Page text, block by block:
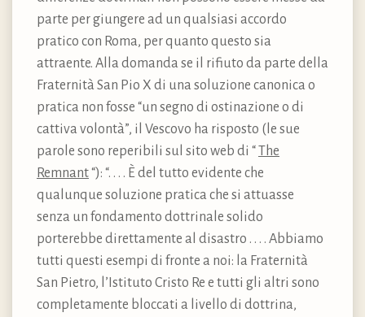
parte per giungere ad un qualsiasi accordo
pratico con Roma, per quanto questo sia
attraente. Alla domanda se il rifiuto da parte della
Fraternità San Pio X di una soluzione canonica o
pratica non fosse “un segno di ostinazione o di
cattiva volontà”, il Vescovo ha risposto (le sue
parole sono reperibili sul sito web di “The
Remnant“): “. . . . È del tutto evidente che
qualunque soluzione pratica che si attuasse
senza un fondamento dottrinale solido
porterebbe direttamente al disastro . . . . Abbiamo
tutti questi esempi di fronte a noi: la Fraternità
San Pietro, l’Istituto Cristo Re e tutti gli altri sono
completamente bloccati a livello di dottrina,